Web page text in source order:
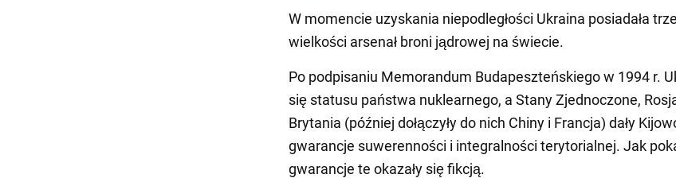
W momencie uzyskania niepodległości Ukraina posiadała
wielkości arsenał broni jądrowej na świecie.
Po podpisaniu Memorandum Budapeszteńskiego w 1994 r.
się statusu państwa nuklearnego, a Stany Zjednoczone,
Brytania (później dołączyły do nich Chiny i Francja) dały
gwarancje suwerenności i integralności terytorialnej. Jak
gwarancje te okazały się fikcją.